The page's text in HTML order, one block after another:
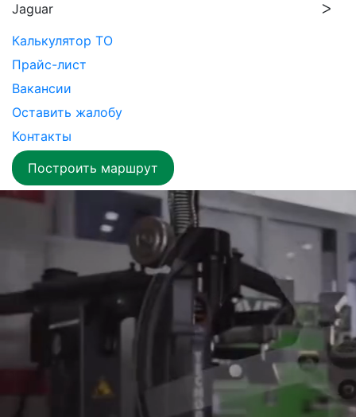
Jaguar
Калькулятор ТО
Прайс-лист
Вакансии
Оставить жалобу
Контакты
Построить маршрут